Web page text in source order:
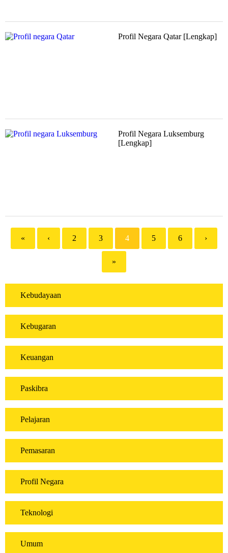
Profil Negara Qatar [Lengkap]
Profil Negara Luksemburg
[Lengkap]
« ‹ 2 3 4 5 6 ›
»
Kebudayaan
Kebugaran
Keuangan
Paskibra
Pelajaran
Pemasaran
Profil Negara
Teknologi
Umum